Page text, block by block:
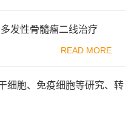
发性骨髓瘤二线治疗
READ MORE
细胞、免疫细胞等研究、转